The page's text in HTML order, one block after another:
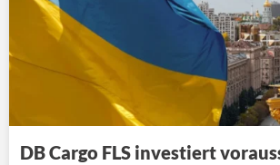
DB Cargo FLS investiert